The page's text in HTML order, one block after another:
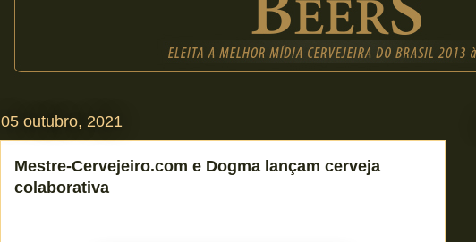
05 outubro, 2021
Mestre-Cervejeiro.com e Dogma lançam cerveja
colaborativa